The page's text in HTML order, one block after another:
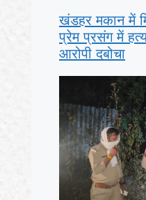
खंडहर मकान में
प्रेम प्रसंग में
आरोपी दबोचा